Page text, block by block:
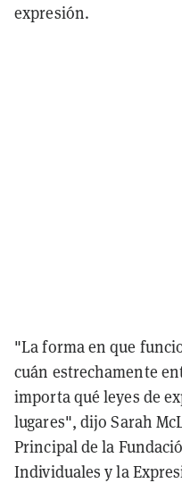
expresión.
"La forma en que
cuán estrechamente
importa qué leyes de
lugares", dijo Sarah
Principal de la
Individuales y la